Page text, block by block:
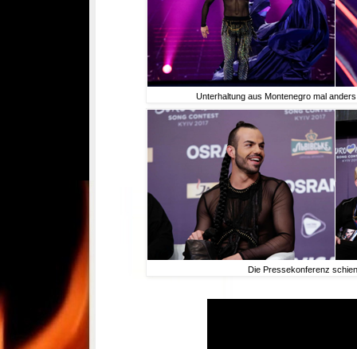
Unterhaltung aus Montenegro mal
Die Pressekonferenz